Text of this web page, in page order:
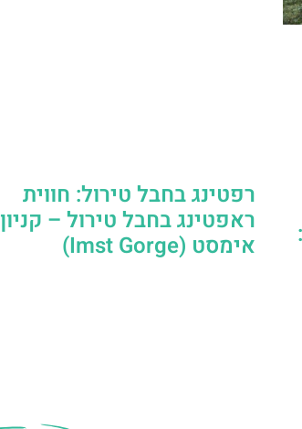
רפטינג בחבל טירול: חווית
ראפטינג בחבל טירול – קניון
אימסט (Imst Gorge)